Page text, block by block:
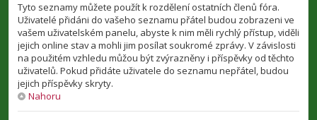
Tyto seznamy můžete použít k rozdělení ostatních členů fóra.
Uživatelé přidáni do vašeho seznamu přátel budou zobrazeni ve
vašem uživatelském panelu, abyste k nim měli rychlý přístup, viděli
jejich online stav a mohli jim posílat soukromé zprávy. V závislosti
na použitém vzhledu můžou být zvýrazněny i příspěvky od těchto
uživatelů. Pokud přidáte uživatele do seznamu nepřátel, budou
jejich příspěvky skryty.
Nahoru